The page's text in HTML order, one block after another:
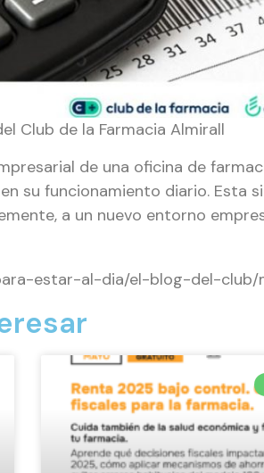
Club de la Farmacia Almirall
de una oficina de
su funcionamiento diario. Esta
a un nuevo entorno
estar-al-dia/el-blog-del-